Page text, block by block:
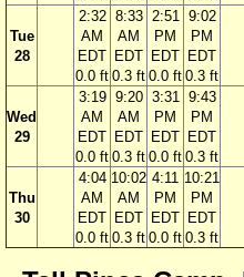
Tue
28
2:32
AM
EDT
0.0 ft
8:33
AM
EDT
0.3 ft
2:51
PM
EDT
0.0 ft
9:02
PM
EDT
0.3 ft
Wed
29
3:19
AM
EDT
0.0 ft
9:20
AM
EDT
0.3 ft
3:31
PM
EDT
0.0 ft
9:43
PM
EDT
0.3 ft
Thu
30
4:04
AM
EDT
0.0 ft
10:02
AM
EDT
0.3 ft
4:11
PM
EDT
0.0 ft
10:21
PM
EDT
0.3 ft